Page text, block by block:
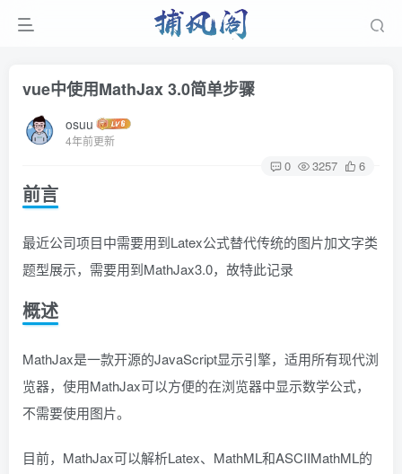
vue中使用MathJax 3.0简单步骤
osuu
4年前更新
0 3257 6
前言
最近公司项目中需要用到Latex公式替代传统的图片加文字类
题型展示，需要用到MathJax3.0，故特此记录
概述
MathJax是一款开源的JavaScript显示引擎，适用所有现代浏
览器，使用MathJax可以方便的在浏览器中显示数学公式，
不需要使用图片。
目前，MathJax可以解析Latex、MathML和ASCIIMathML的